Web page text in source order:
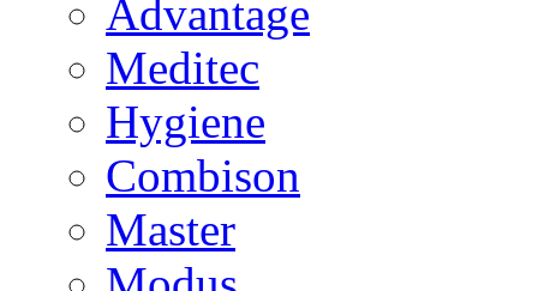
Advantage
Meditec
Hygiene
Combison
Master